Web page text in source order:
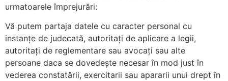
urmatoarele împrejurări:
Vă putem partaja datele cu caracter personal cu
instanțe de judecată, autoritați de aplicare a legii,
autoritați de reglementare sau avocați sau alte
persoane daca se dovedește necesar în mod just în
vederea constatării, exercitarii sau apararii unui drept în